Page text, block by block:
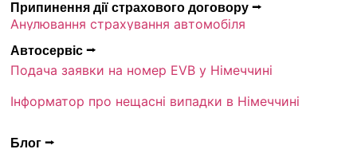
Припинення дії страхового договору ⭢
Анулювання страхування автомобіля
Автосервіс ⭢
Подача заявки на номер EVB у Німеччині
Інформатор про нещасні випадки в Німеччині
Блог ⭢